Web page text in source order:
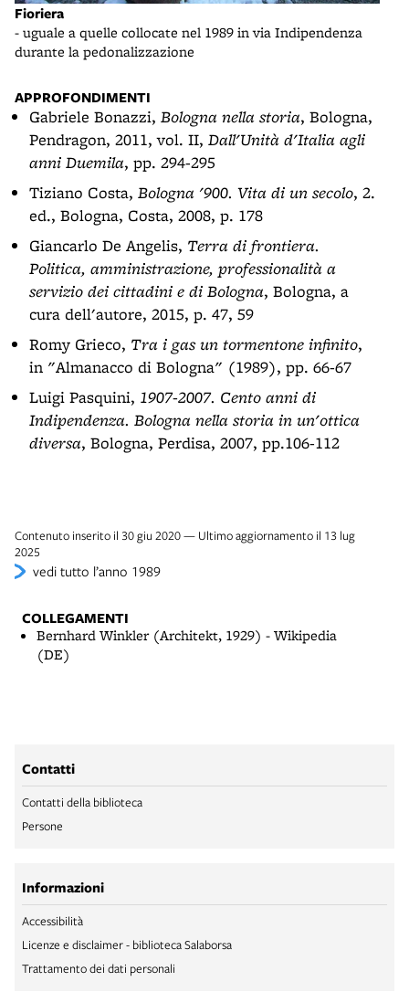
Fioriera
- uguale a quelle collocate nel 1989 in via Indipendenza
durante la pedonalizzazione
APPROFONDIMENTI
Gabriele Bonazzi, Bologna nella storia, Bologna,
Pendragon, 2011, vol. II, Dall'Unità d'Italia agli
anni Duemila, pp. 294-295
Tiziano Costa, Bologna '900. Vita di un secolo, 2.
ed., Bologna, Costa, 2008, p. 178
Giancarlo De Angelis, Terra di frontiera.
Politica, amministrazione, professionalità a
servizio dei cittadini e di Bologna, Bologna, a
cura dell'autore, 2015, p. 47, 59
Romy Grieco, Tra i gas un tormentone infinito,
in "Almanacco di Bologna" (1989), pp. 66-67
Luigi Pasquini, 1907-2007. Cento anni di
Indipendenza. Bologna nella storia in un'ottica
diversa, Bologna, Perdisa, 2007, pp.106-112
Contenuto inserito il 30 giu 2020 — Ultimo aggiornamento il 13 lug
2025
vedi tutto l’anno 1989
COLLEGAMENTI
Bernhard Winkler (Architekt, 1929) - Wikipedia
(DE)
Contatti
Contatti della biblioteca
Persone
Informazioni
Accessibilità
Licenze e disclaimer - biblioteca Salaborsa
Trattamento dei dati personali